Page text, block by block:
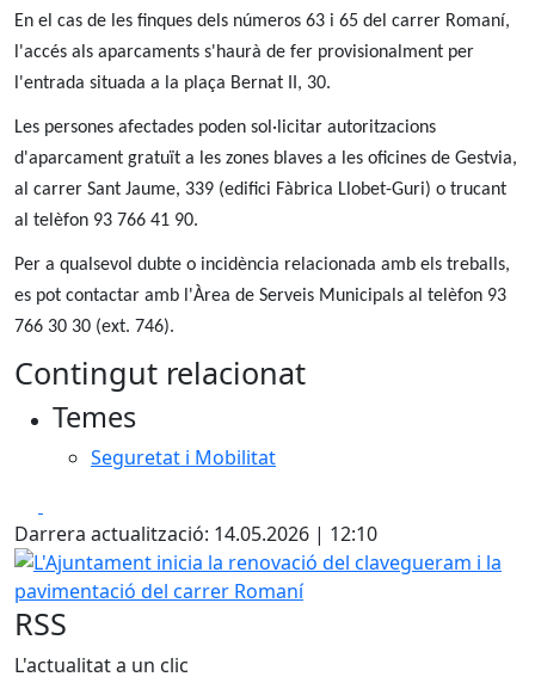
En el cas de les finques dels números 63 i 65 del carrer Romaní,
l'accés als aparcaments s'haurà de fer provisionalment per
l'entrada situada a la plaça Bernat II, 30.
Les persones afectades poden sol·licitar autoritzacions
d'aparcament gratuït a les zones blaves a les oficines de Gestvia,
al carrer Sant Jaume, 339 (edifici Fàbrica Llobet-Guri) o trucant
al telèfon 93 766 41 90.
Per a qualsevol dubte o incidència relacionada amb els treballs,
es pot contactar amb l'Àrea de Serveis Municipals al telèfon 93
766 30 30 (ext. 746).
Contingut relacionat
Temes
Seguretat i Mobilitat
Darrera actualització: 14.05.2026 | 12:10
L'Ajuntament inicia la renovació del clavegueram i la
RSS
L'actualitat a un clic